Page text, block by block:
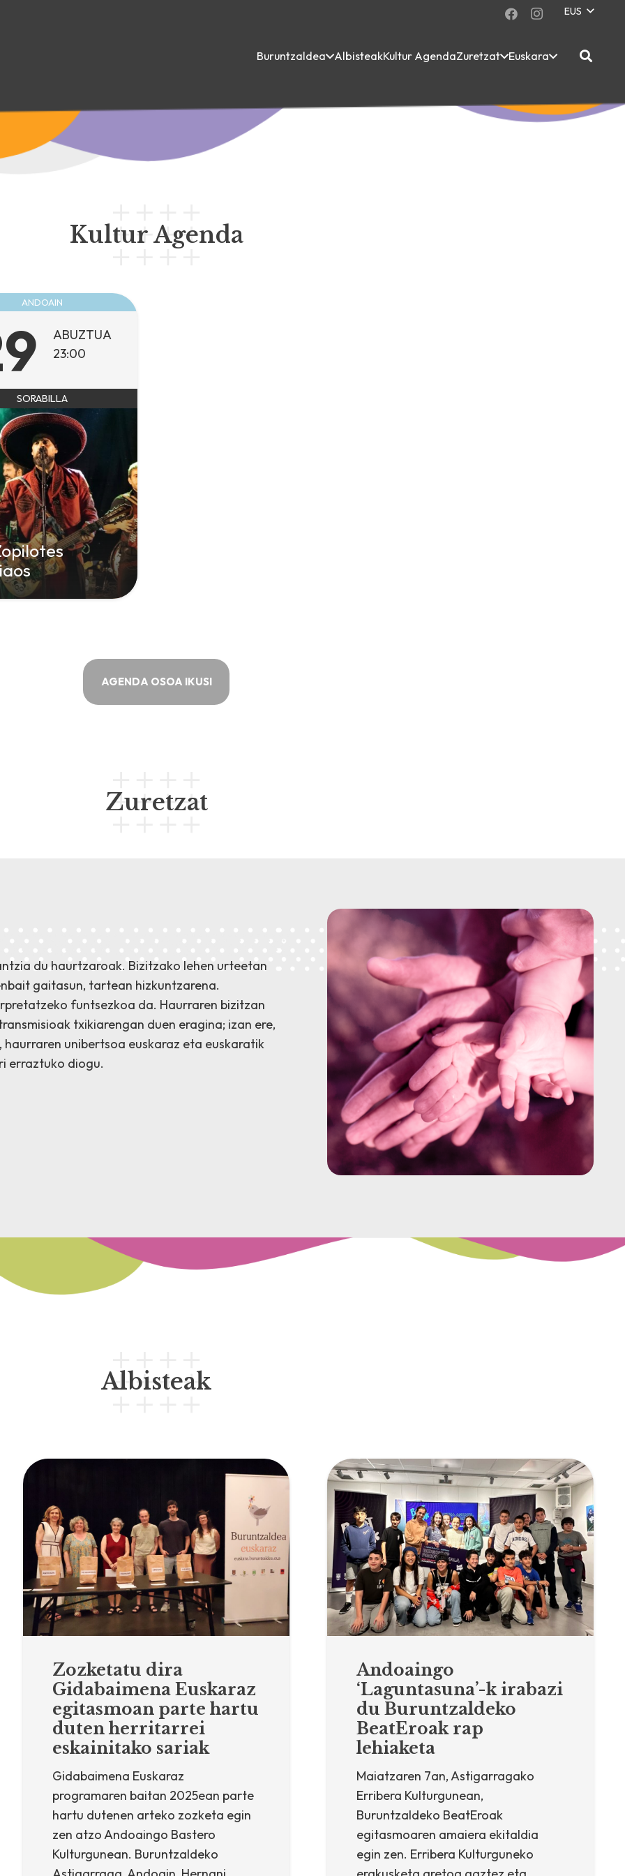
EUS
Buruntzaldea AlbisteakKultur AgendaZuretzat Euskara
Kultur Agenda
ANDOAIN
ABUZTUA
23:00
SORABILLA
AGENDA OSOA IKUSI
Zuretzat
du haurtzaroak. Bizitzako lehen urteetan
gaitasun, tartean hizkuntzarena.
funtsezkoa da. Haurraren bizitzan
txikiarengan duen eragina; izan ere,
unibertsoa euskaraz eta euskaratik
erraztuko diogu.
Albisteak
Zozketatu dira
Gidabaimena Euskaraz
egitasmoan parte hartu
duten herritarrei
eskainitako sariak
Gidabaimena Euskaraz
programaren baitan 2025ean parte
hartu dutenen arteko zozketa egin
zen atzo Andoaingo Bastero
Kulturgunean. Buruntzaldeko
Andoaingo
‘Laguntasuna’-k irabazi
du Buruntzaldeko
BeatEroak rap
lehiaketa
Maiatzaren 7an, Astigarragako
Erribera Kulturgunean,
Buruntzaldeko BeatEroak
egitasmoaren amaiera ekitaldia
egin zen. Erribera Kulturguneko